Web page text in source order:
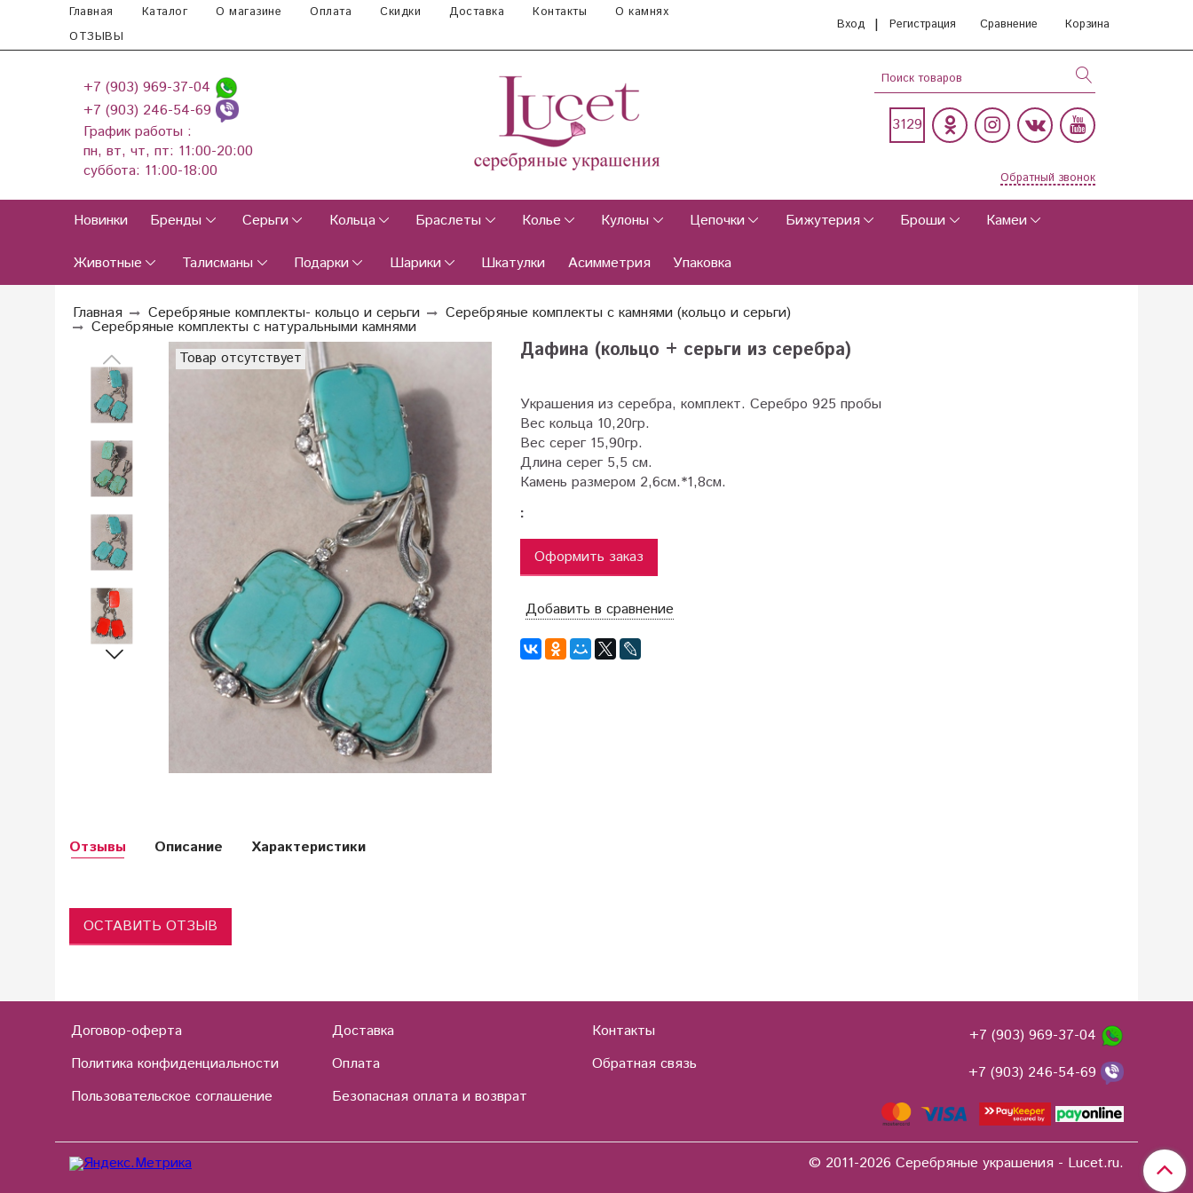
Главная Каталог О магазине Оплата Скидки Доставка Контакты
О камнях
ОТЗЫВЫ
Вход | Регистрация Сравнение Корзина
+7 (903) 969-37-04
+7 (903) 246-54-69
График работы :
пн, вт, чт, пт: 11:00-20:00
суббота: 11:00-18:00
3129
Обратный звонок
Новинки Бренды Серьги Кольца Браслеты Колье Кулоны Цепочки Бижутерия Броши Камеи
Животные Талисманы Подарки Шарики Шкатулки Асимметрия Упаковка
Главная Серебряные комплекты- кольцо и серьги Серебряные комплекты с камнями (кольцо и серьги)
Серебряные комплекты с натуральными камнями
Товар отсутствует Дафина (кольцо + серьги из серебра)
Украшения из серебра, комплект. Серебро 925 пробы
Вес кольца 10,20гр.
Вес серег 15,90гр.
Длина серег 5,5 см.
Камень размером 2,6см.*1,8см.
:
Оформить заказ
Добавить в сравнение
Отзывы
ОСТАВИТЬ ОТЗЫВ
Описание Характеристики
Договор-оферта Доставка
Контакты
Политика конфиденциальности
Оплата
Обратная связь
Пользовательское соглашение
Безопасная оплата и возврат
+7 (903) 969-37-04
+7 (903) 246-54-69
© 2011-2026 Серебряные украшения - Lucet.ru.